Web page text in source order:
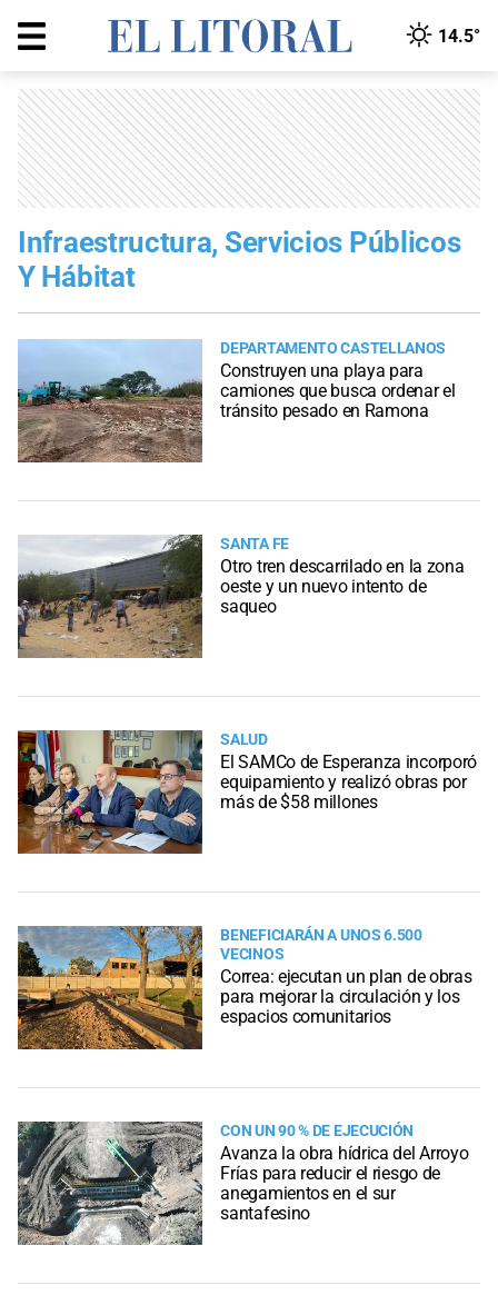
14.5°
Infraestructura, Servicios Públicos
Y Hábitat
DEPARTAMENTO CASTELLANOS
Construyen una playa para
camiones que busca ordenar el
tránsito pesado en Ramona
SANTA FE
Otro tren descarrilado en la zona
oeste y un nuevo intento de
saqueo
SALUD
El SAMCo de Esperanza incorporó
equipamiento y realizó obras por
más de $58 millones
BENEFICIARÁN A UNOS 6.500
VECINOS
Correa: ejecutan un plan de obras
para mejorar la circulación y los
espacios comunitarios
CON UN 90 % DE EJECUCIÓN
Avanza la obra hídrica del Arroyo
Frías para reducir el riesgo de
anegamientos en el sur
santafesino